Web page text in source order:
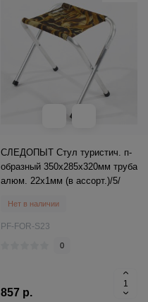
СЛЕДОПЫТ Стул туристич. п-
образный 350х285х320мм труба
алюм. 22х1мм (в ассорт.)/5/
Нет в наличии
PF-FOR-S23
0
857 р.